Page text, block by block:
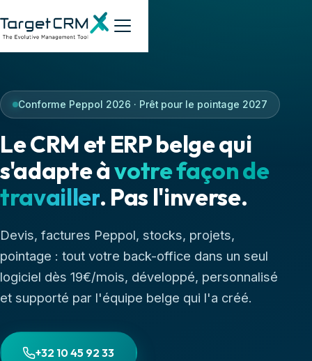
Conforme Peppol 2026 · Prêt pour le pointage 2027
Le CRM et ERP belge qui
s'adapte àvotre façon de
travailler. Pas l'inverse.
Devis, factures Peppol, stocks, projets,
pointage : tout votre back-office dans un seul
logiciel dès 19€/mois, développé, personnalisé
et supporté par l'équipe belge qui l'a créé.
+32 10 45 92 33